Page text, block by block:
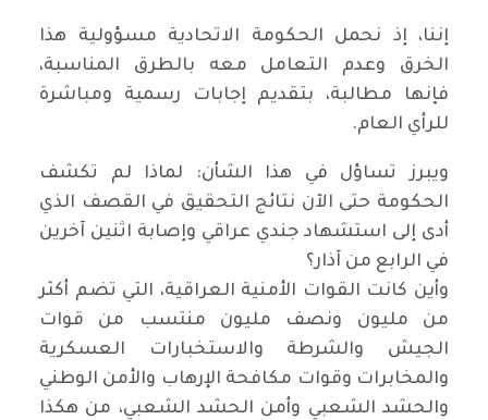
إننا، إذ نحمل الحكومة الاتحادية مسؤولية هذا
الخرق وعدم التعامل معه بالطرق المناسبة،
فإنها مطالبة، بتقديم إجابات رسمية ومباشرة
للرأي العام.
ويبرز تساؤل في هذا الشأن: لماذا لم تكشف
الحكومة حتى الآن نتائج التحقيق في القصف الذي
أدى إلى استشهاد جندي عراقي وإصابة اثنين آخرين
في الرابع من آذار؟
وأين كانت القوات الأمنية العراقية، التي تضم أكثر
من مليون ونصف مليون منتسب من قوات
الجيش والشرطة والاستخبارات العسكرية
والمخابرات وقوات مكافحة الإرهاب والأمن الوطني
والحشد الشعبي وأمن الحشد الشعبي، من هكذا